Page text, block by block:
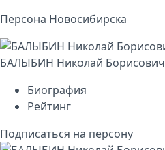
Персона Новосибирска
БАЛЫБИН Николай Борисович
Биография
Рейтинг
Подписаться на персону